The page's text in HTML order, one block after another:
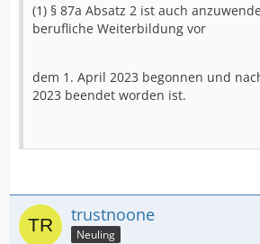
(1) § 87a Absatz 2 ist auch
berufliche Weiterbildung vor
dem 1. April 2023 begonnen und
2023 beendet worden ist.
trustnoone
Neuling